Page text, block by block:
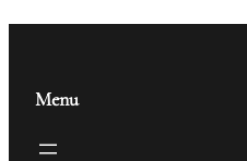
Menu